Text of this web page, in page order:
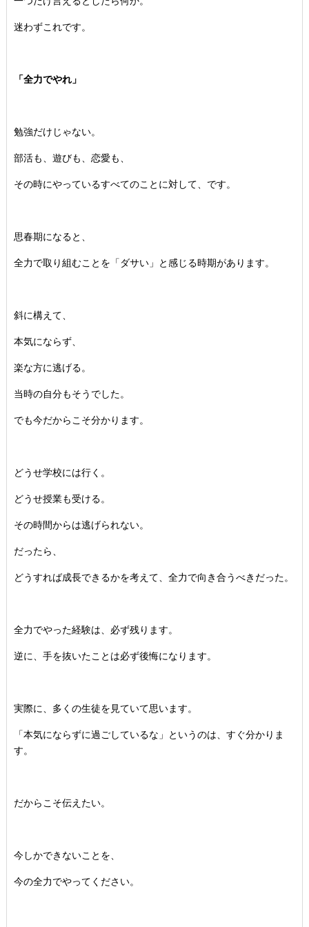
迷わずこれです。
「全力でやれ」
勉強だけじゃない。
部活も、遊びも、恋愛も、
その時にやっているすべてのことに対して、です。
思春期になると、
全力で取り組むことを「ダサい」と感じる時期があります。
斜に構えて、
本気にならず、
楽な方に逃げる。
当時の自分もそうでした。
でも今だからこそ分かります。
どうせ学校には行く。
どうせ授業も受ける。
その時間からは逃げられない。
だったら、
どうすれば成長できるかを考えて、全力で向き合うべきだった。
全力でやった経験は、必ず残ります。
逆に、手を抜いたことは必ず後悔になります。
実際に、多くの生徒を見ていて思います。
「本気にならずに過ごしているな」というのは、すぐ分かりま
す。
だからこそ伝えたい。
今しかできないことを、
今の全力でやってください。